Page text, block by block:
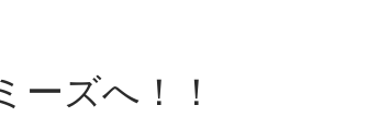
ーズへ！！